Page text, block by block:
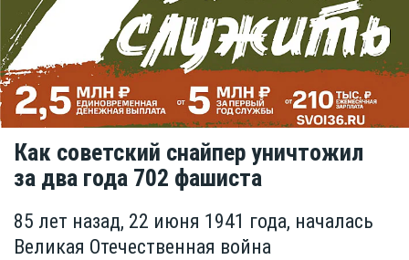
Как советский снайпер уничтожил
за два года 702 фашиста
85 лет назад, 22 июня 1941 года, началась
Великая Отечественная война